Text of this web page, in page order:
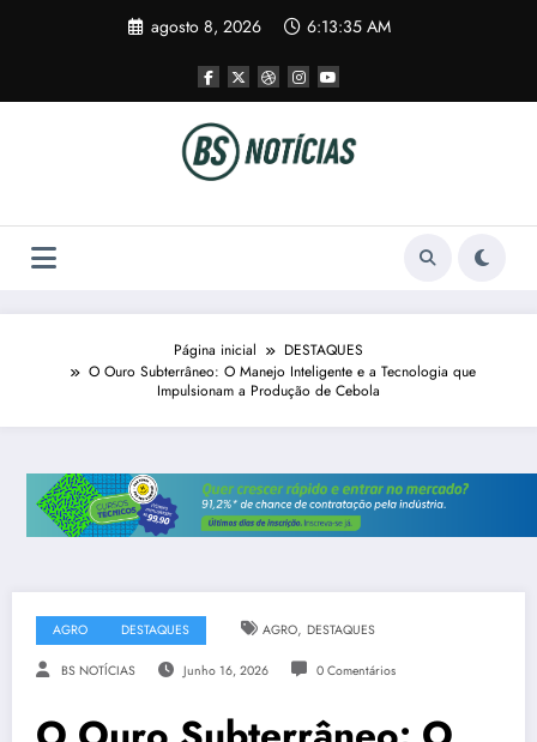
agosto 8, 2026 6:13:36 AM
Página inicial
DESTAQUES
O Ouro Subterrâneo: O Manejo Inteligente e a Tecnologia que
Impulsionam a Produção de Cebola
AGRO DESTAQUES AGRO, DESTAQUES
BS NOTÍCIAS Junho 16, 2026 0 Comentários